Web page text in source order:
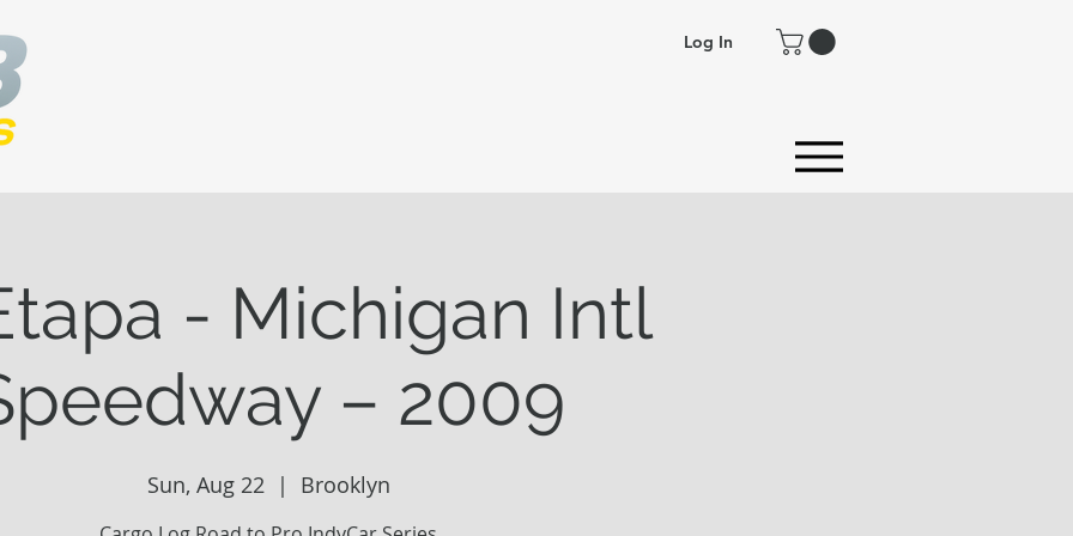
Log In
- Michigan Intl
– 2009
Sun, Aug 22
  |
Brooklyn